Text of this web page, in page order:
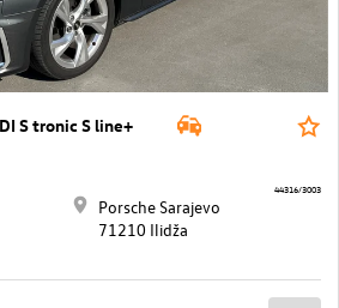
S tronic S line+
Porsche Sarajevo
71210 Ilidža
44316/3003